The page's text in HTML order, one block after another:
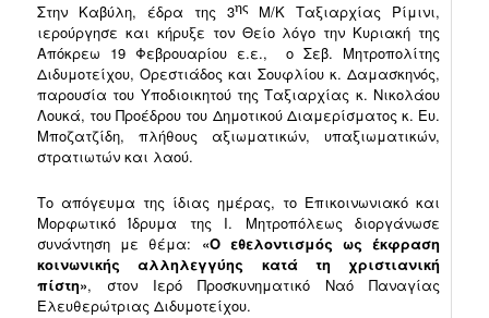
Στην Καβύλη, έδρα της 3ης
Μ/Κ Ταξιαρχίας Ρίμινι,
ιερούργησε και κήρυξε τον Θείο λόγο την Κυριακή της
Απόκρεω 19 Φεβρουαρίου ε.ε., ο Σεβ. Μητροπολίτης
Διδυμοτείχου, Ορεστιάδος και Σουφλίου κ. Δαμασκηνός,
παρουσία του Υποδιοικητού της Ταξιαρχίας κ. Νικολάου
Λουκά, του Προέδρου του Δημοτικού Διαμερίσματος κ. Ευ.
Μποζατζίδη, πλήθους αξιωματικών, υπαξιωματικών,
στρατιωτών και λαού.
Το απόγευμα της ίδιας ημέρας, το Επικοινωνιακό και
Μορφωτικό Ίδρυμα της Ι. Μητροπόλεως διοργάνωσε
συνάντηση με θέμα: «Ο εθελοντισμός ως έκφραση
κοινωνικής αλληλεγγύης κατά τη χριστιανική
πίστη», στον Ιερό Προσκυνηματικό Ναό Παναγίας
Ελευθερώτριας Διδυμοτείχου.